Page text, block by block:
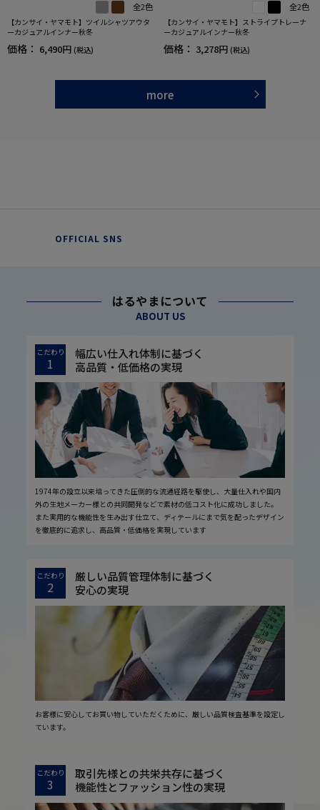
全2色
【カンサイ・ヤマモト】ツイルシャツアウタ
ーカジュアルインナー秋冬
価格： 6,490円 (税込)
全2色
【カンサイ・ヤマモト】ストライプトレーナ
ーカジュアルインナー秋冬
価格： 3,278円 (税込)
more
OFFICIAL SNS
はるやまについて
ABOUT US
こだわり
1
幅広い仕入れ体制に基づく
高品質・低価格の実現
1974年の設立以来培ってきた圧倒的な流通経路を駆使し、大量仕入れや国内
外の生地メーカー様との共同開発などで素材の低コスト化に成功しました。
また実用的な機能性を生み出す仕立て、ディテールにまで気を配ったデザイン
を徹底的に追求し、高品質・低価格を実現しています
こだわり
2
厳しい品質管理体制に基づく
安心の実現
お客様に安心してお買い物していただくために、厳しい品質検査基準を設定し
ています。
こだわり
3
取引先様との共栄共存に基づく
機能性とファッション性の実現